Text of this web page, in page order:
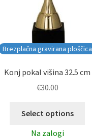
Brezplačna gravirana ploščica
Konj pokal višina 32.5 cm
€30.00
Select options
Na zalogi